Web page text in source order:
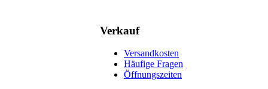
Verkauf
Versandkosten
Häufige Fragen
Öffnungszeiten